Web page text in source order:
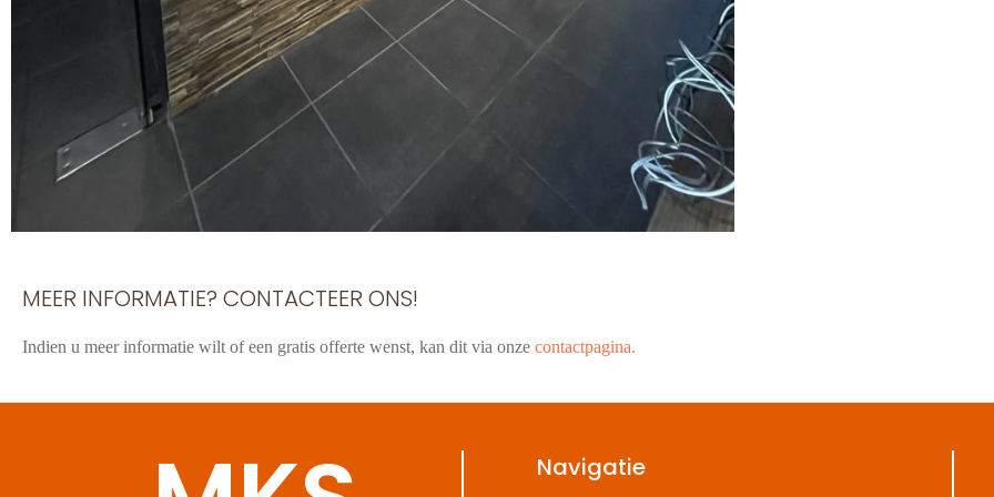
MEER INFORMATIE? CONTACTEER ONS!
Indien u meer informatie wilt of een gratis offerte wenst, kan dit via onze contactpagina.
Navigatie